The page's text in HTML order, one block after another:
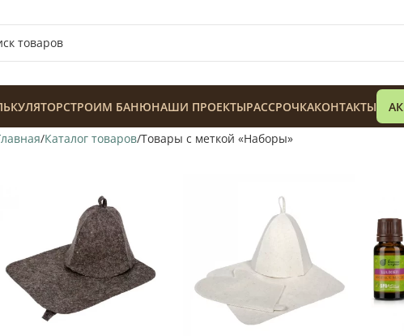
128 900
СТРОИМ БАНЮНАШИ ПРОЕКТЫРАССРОЧКАКОНТАКТЫ
Каталог товаров Товары с меткой «Наборы»